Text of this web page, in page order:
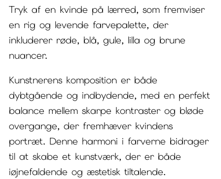
antal
Tryk af en kvinde på lærred, som fremviser
en rig og levende farvepalette, der
inkluderer røde, blå, gule, lilla og brune
nuancer.
Kunstnerens komposition er både
dybtgående og indbydende, med en perfekt
balance mellem skarpe kontraster og bløde
overgange, der fremhæver kvindens
portræt. Denne harmoni i farverne bidrager
til at skabe et kunstværk, der er både
iøjnefaldende og æstetisk tiltalende.